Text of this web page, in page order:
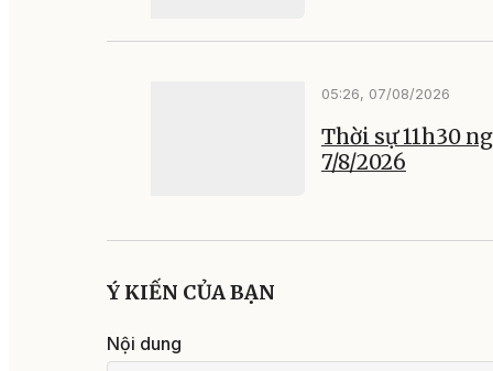
05:26, 07/08/2026
Thời sự 11h30
7/8/2026
Ý KIẾN CỦA BẠN
Nội dung